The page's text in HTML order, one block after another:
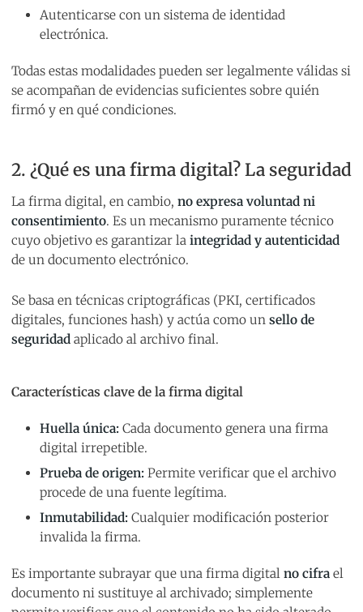
Autenticarse con un sistema de identidad
electrónica.
Todas estas modalidades pueden ser legalmente válidas si
se acompañan de evidencias suficientes sobre quién
firmó y en qué condiciones.
2. ¿Qué es una firma digital? La seguridad
La firma digital, en cambio, no expresa voluntad ni
consentimiento. Es un mecanismo puramente técnico
cuyo objetivo es garantizar la integridad y autenticidad
de un documento electrónico.
Se basa en técnicas criptográficas (PKI, certificados
digitales, funciones hash) y actúa como un sello de
seguridad aplicado al archivo final.
Características clave de la firma digital
Huella única: Cada documento genera una firma
digital irrepetible.
Prueba de origen: Permite verificar que el archivo
procede de una fuente legítima.
Inmutabilidad: Cualquier modificación posterior
invalida la firma.
Es importante subrayar que una firma digital no cifra el
documento ni sustituye al archivado; simplemente